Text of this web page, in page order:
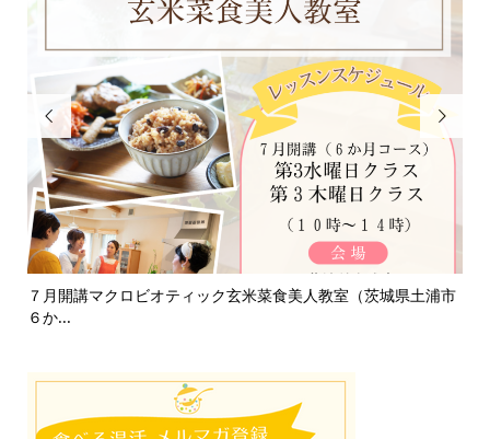

７月開講マクロビオティック玄米菜食美人教室（茨城県土浦市
６か...
